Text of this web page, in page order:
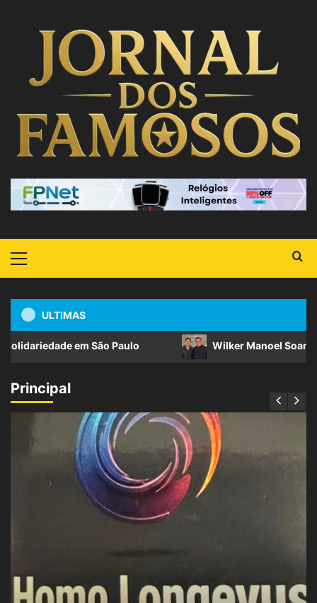
ULTIMAS
em São Paulo Wilker Manoel Soares e
Principal